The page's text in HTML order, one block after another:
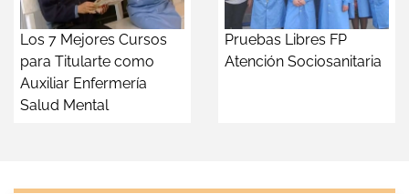
Los 7 Mejores Cursos
para Titularte como
Auxiliar Enfermería
Salud Mental
Pruebas Libres FP
Atención Sociosanitaria